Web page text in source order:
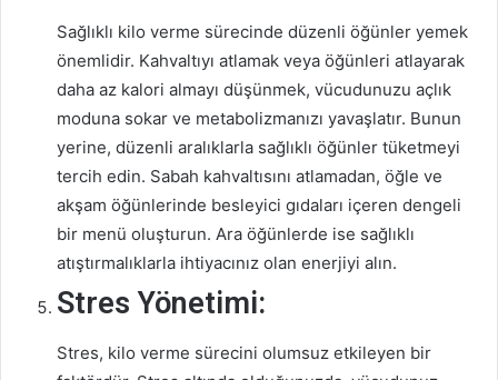
Sağlıklı kilo verme sürecinde düzenli öğünler yemek
önemlidir. Kahvaltıyı atlamak veya öğünleri atlayarak
daha az kalori almayı düşünmek, vücudunuzu açlık
moduna sokar ve metabolizmanızı yavaşlatır. Bunun
yerine, düzenli aralıklarla sağlıklı öğünler tüketmeyi
tercih edin. Sabah kahvaltısını atlamadan, öğle ve
akşam öğünlerinde besleyici gıdaları içeren dengeli
bir menü oluşturun. Ara öğünlerde ise sağlıklı
atıştırmalıklarla ihtiyacınız olan enerjiyi alın.
Stres Yönetimi:
Stres, kilo verme sürecini olumsuz etkileyen bir